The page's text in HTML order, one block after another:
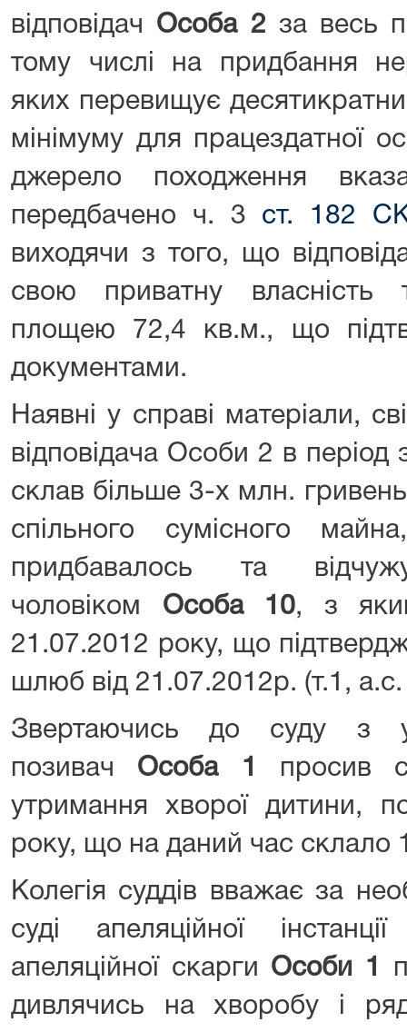
відповідач Особа 2 за весь
тому числі на придбання
яких перевищує
мінімуму для працездатної
джерело походження
передбачено ч. 3 ст. 182
виходячи з того, що
свою приватну власність
площею 72,4 кв.м., що
документами.
Наявні у справі матеріали,
відповідача Особи 2 в
склав більше 3-х млн.
спільного сумісного
придбавалось та
чоловіком Особа 10, з
21.07.2012 року, що
шлюб від 21.07.2012р. (т.1,
Звертаючись до суду з
позивач Особа 1
просив
утримання хворої дитини,
року, що на даний час склало
Колегія суддів вважає за
суді апеляційної
апеляційної скарги Особи 1
дивлячись на хворобу і